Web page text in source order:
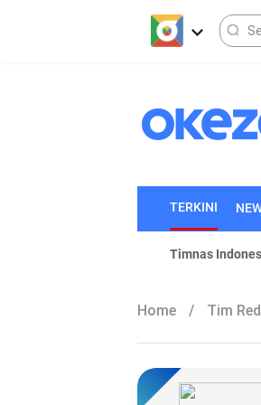
TERKINI
Timnas
Home / Tim